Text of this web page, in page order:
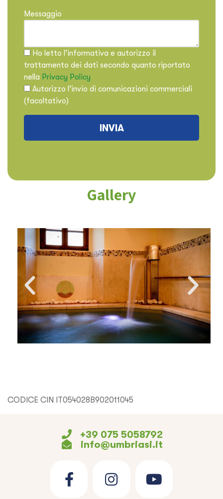
Messaggio
Ho letto l'informativa e autorizzo il
trattamento dei dati secondo quanto riportato
nella Privacy Policy
Autorizzo l'invio di comunicazioni commerciali
(facoltativo)
Gallery
CODICE CIN IT054028B902011045
+39 075 5058792
info@umbriasi.it